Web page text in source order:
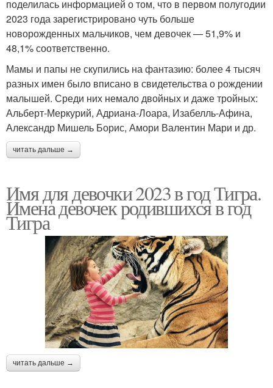
Женское имя Исламское имя
Зарубежные имена Девичьи имена
Девочка по святцам Модные имена
Имена для детей Имена для мальчика
Церковные имена
поделилась информацией о том, что в первом полугодии
2023 года зарегистрировано чуть больше
новорожденных мальчиков, чем девочек — 51,9% и
48,1% соответственно.
Мамы и папы не скупились на фантазию: более 4 тысяч
разных имен было вписано в свидетельства о рождении
малышей. Среди них немало двойных и даже тройных:
Альберт-Меркурий, Адриана-Лоара, Изабелль-Афина,
Александр Мишель Борис, Амори Валентин Мари и др.
читать дальше →
Имя для девочки 2023 в год Тигра.
Имена девочек родившихся в год
Тигра
читать дальше →